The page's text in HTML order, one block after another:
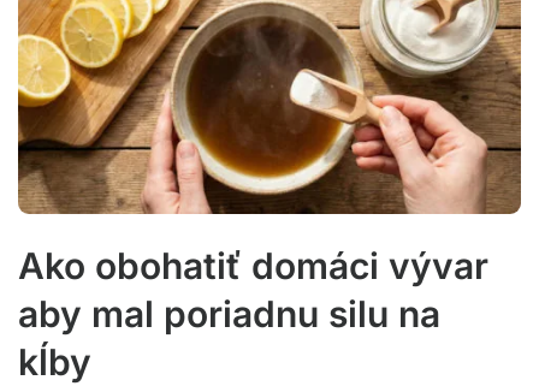
Ako obohatiť domáci vývar
aby mal poriadnu silu na
kĺby